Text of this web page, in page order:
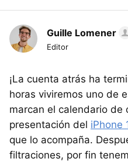
Guille Lomener
Editor
¡La cuenta atrás ha
horas viviremos uno de
marcan el calendario de
presentación del iPhone
que lo acompaña.
filtraciones, por fin